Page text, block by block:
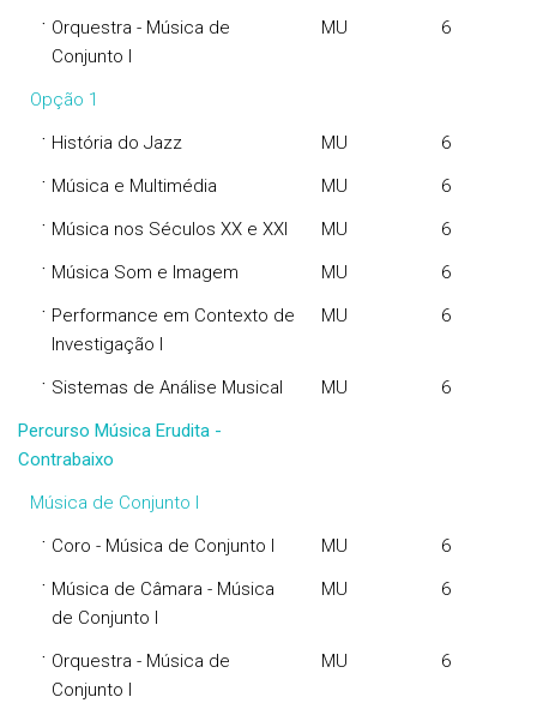
· Orquestra - Música de
Conjunto I
MU 6
Opção 1
· História do Jazz MU 6
· Música e Multimédia MU 6
· Música nos Séculos XX e XXI MU 6
· Música Som e Imagem MU 6
· Performance em Contexto de
Investigação I
MU 6
· Sistemas de Análise Musical MU
6
Percurso Música Erudita -
Contrabaixo
Música de Conjunto I
· Coro - Música de Conjunto I MU 6
· Música de Câmara - Música
de Conjunto I
MU 6
· Orquestra - Música de
Conjunto I
MU 6